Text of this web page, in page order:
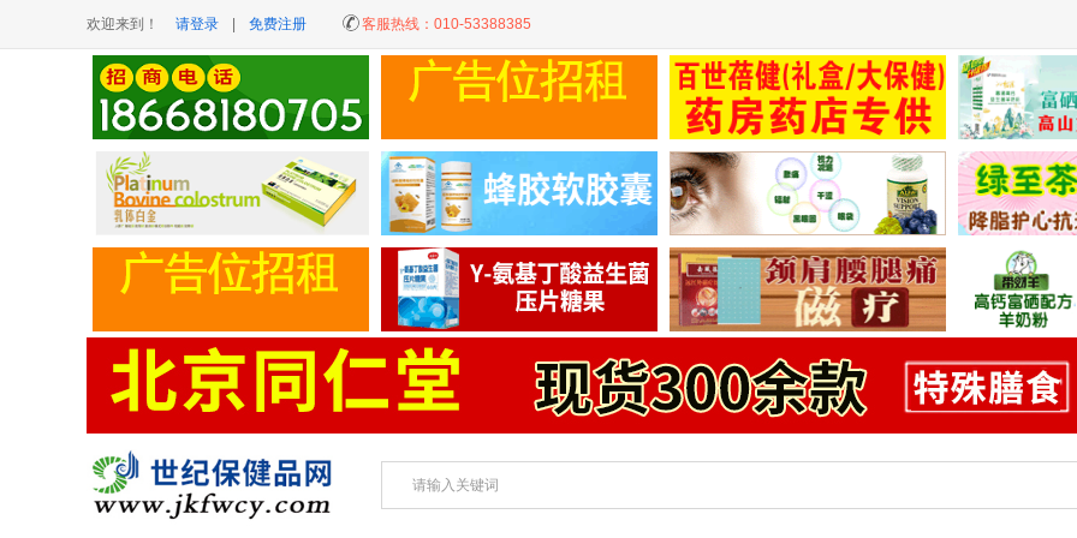
欢迎来到！ 请登录 免费注册 客服热线： 010-53388385